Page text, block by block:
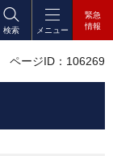
検索
メニュー
緊急
情報
ページID：106269